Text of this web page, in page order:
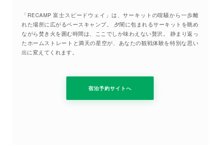
「RECAMP 富士スピードウェイ」は、サーキットの喧騒から一歩離
れた場所に広がるベースキャンプ。 夕闇に包まれるサーキットを眺め
ながら焚き火を囲む時間は、ここでしか味わえない贅沢。 静まり返っ
たホームストレートと満天の星空が、あなたの観戦体験を特別な思い
出に変えてくれます。
宿泊予約サイトへ